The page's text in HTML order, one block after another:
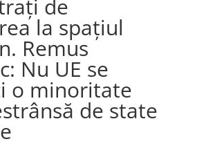
de
la spațiul
Remus
Nu UE se
o minoritate
de state